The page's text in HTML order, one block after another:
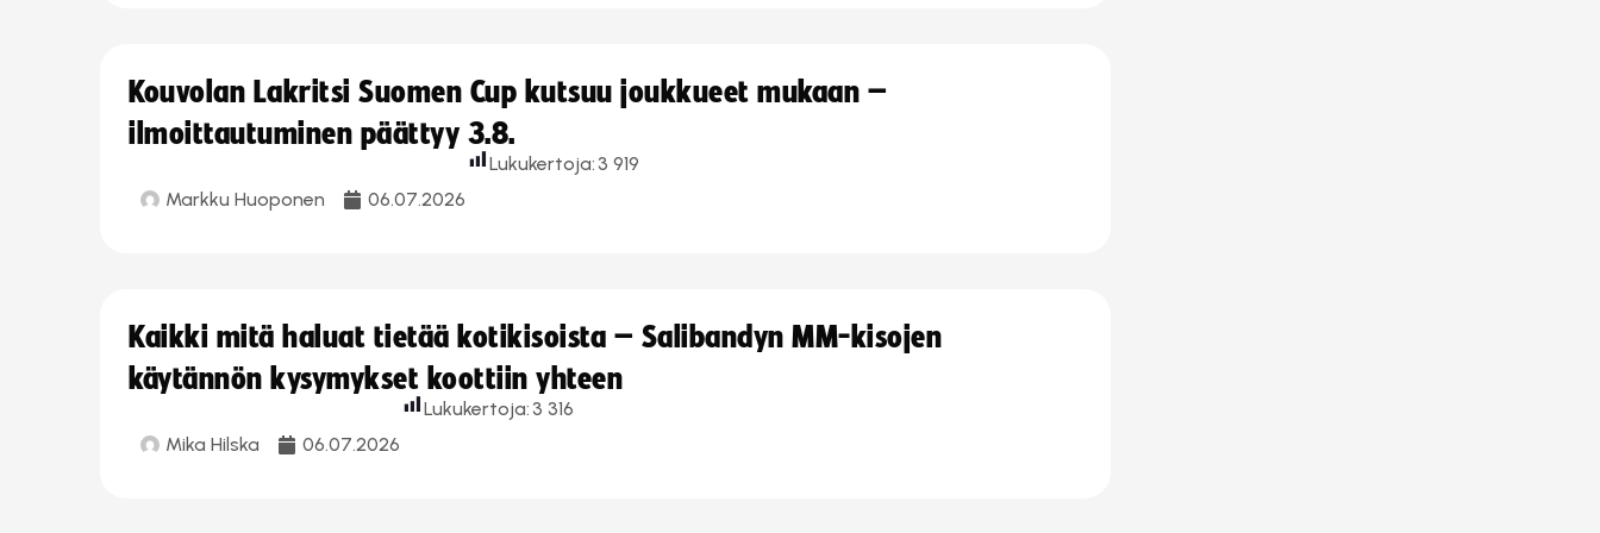
Kouvolan Lakritsi Suomen Cup kutsuu joukkueet mukaan –
ilmoittautuminen päättyy 3.8.
Markku Huoponen 06.07.2026
Lukukertoja: 3 919
Kaikki mitä haluat tietää kotikisoista – Salibandyn MM-kisojen
käytännön kysymykset koottiin yhteen
Mika Hilska 06.07.2026
Lukukertoja: 3 316